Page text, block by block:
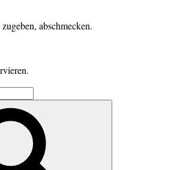
abschmecken.